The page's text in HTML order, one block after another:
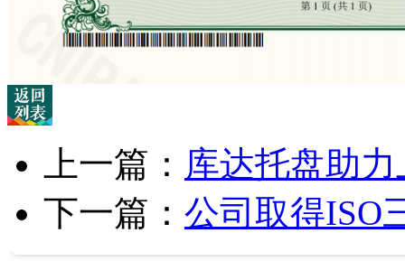
上一篇： 库达托盘助
下一篇： 公司取得ISO